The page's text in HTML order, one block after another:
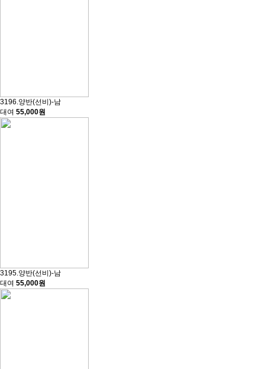
3196.양반(선비)-남
대여 55,000원
3195.양반(선비)-남
대여 55,000원